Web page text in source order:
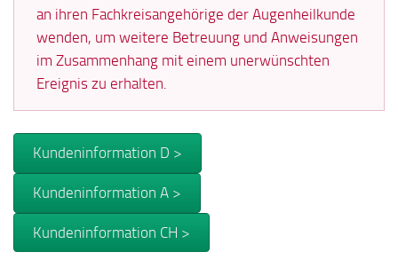
an ihren Fachkreisangehörige der Augenheilkunde
wenden, um weitere Betreuung und Anweisungen
im Zusammenhang mit einem unerwünschten
Ereignis zu erhalten.
Kundeninformation D >
Kundeninformation A >
Kundeninformation CH >